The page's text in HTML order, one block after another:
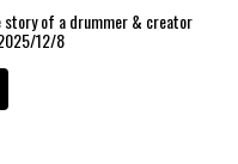
of a drummer & creator
12/8